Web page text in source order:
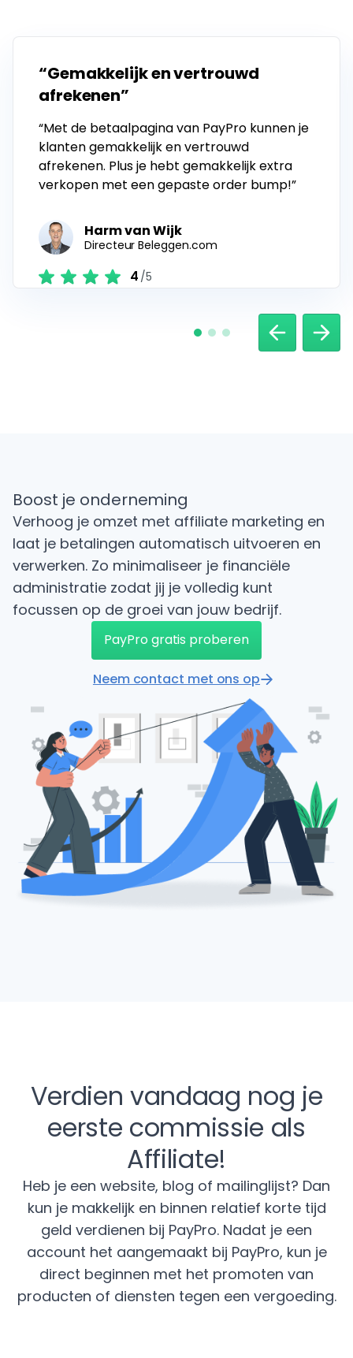
“Gemakkelijk en vertrouwd
afrekenen”
“Met de betaalpagina van PayPro kunnen je
klanten gemakkelijk en vertrouwd
afrekenen. Plus je hebt gemakkelijk extra
verkopen met een gepaste order bump!”
Harm van Wijk
Directeur Beleggen.com
4 /5
Boost je onderneming
Verhoog je omzet met affiliate marketing en
laat je betalingen automatisch uitvoeren en
verwerken. Zo minimaliseer je financiële
administratie zodat jij je volledig kunt
focussen op de groei van jouw bedrijf.
PayPro gratis proberen
Neem contact met ons op
Verdien vandaag nog je
eerste commissie als
Affiliate!
Heb je een website, blog of mailinglijst? Dan
kun je makkelijk en binnen relatief korte tijd
geld verdienen bij PayPro. Nadat je een
account het aangemaakt bij PayPro, kun je
direct beginnen met het promoten van
producten of diensten tegen een vergoeding.